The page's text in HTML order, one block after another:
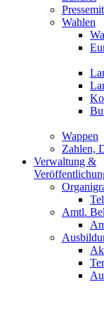
Wahlen
Wappen
Zahlen,
Verwaltung &
Amtl.